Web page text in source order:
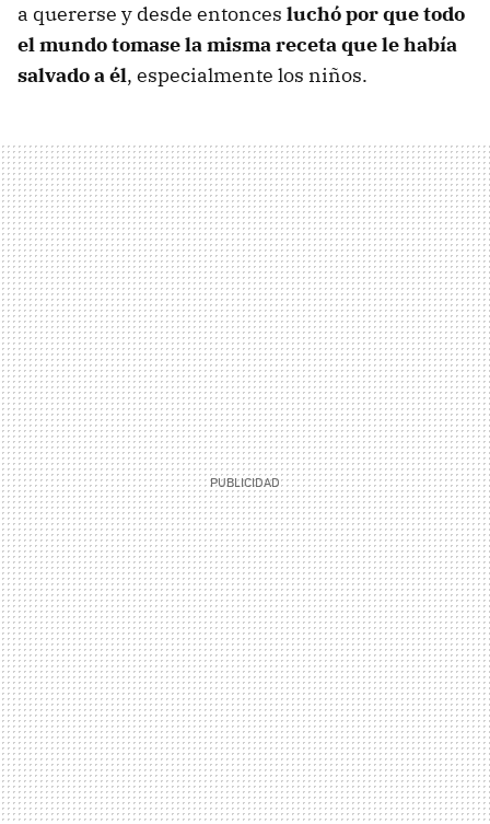
a quererse y desde entonces luchó por que todo
el mundo tomase la misma receta que le había
salvado a él, especialmente los niños.